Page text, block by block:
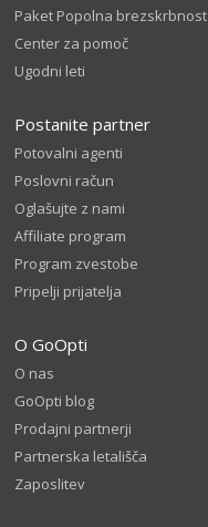
Paket Popolna brezskrbnost
Center za pomoč
Ugodni leti
Postanite partner
Potovalni agenti
Poslovni račun
Oglašujte z nami
Affiliate program
Program zvestobe
Pripelji prijatelja
O GoOpti
O nas
GoOpti blog
Prodajni partnerji
Partnerska letališča
Zaposlitev